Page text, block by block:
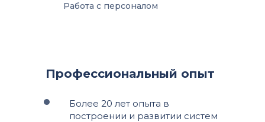
Профессиональный опыт
Более 20 лет опыта в
построении и развитии систем
Работа с персоналом